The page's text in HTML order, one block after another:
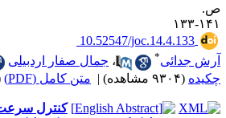
۱۳۳
‎ 10.52547/joc.14.4.133
جدائی
،جمال صفار اردبیلی
(۹۳۰۴ مشاهده) | متن کامل (PDF) (۳۲۲۹ دریافت)
کنترل سرعت